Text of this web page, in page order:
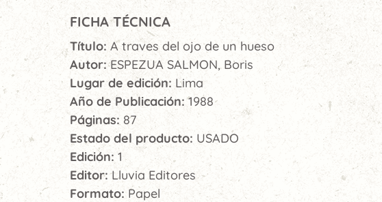
FICHA TÉCNICA
Título: A traves del ojo de un hueso
Autor:ESPEZUA SALMON, Boris
Lugar de edición: Lima
Año de Publicación:1988
Páginas: 87
Estado del producto: USADO
Edición: 1
Editor:Lluvia Editores
Formato: Papel